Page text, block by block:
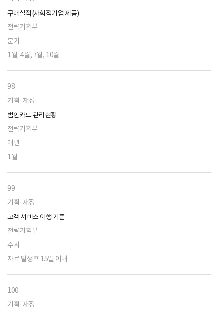
구매실적(사회적기업 제품)
전략기획부
분기
1월, 4월, 7월, 10월
98
기획·재정
법인카드 관리현황
전략기획부
매년
1월
99
기획·재정
고객 서비스 이행 기준
전략기획부
수시
자료 발생후 15일 이내
100
기획·재정